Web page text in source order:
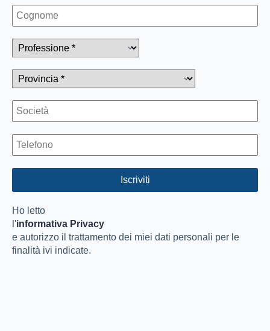
Ho letto
l'informativa Privacy
e autorizzo il trattamento dei miei dati personali per le
finalità ivi indicate.